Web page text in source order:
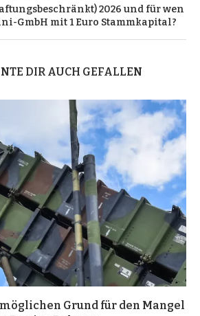
2026 und für wen
GmbH mit 1 Euro Stammkapital?
DIR AUCH GEFALLEN
Grund für den Mangel